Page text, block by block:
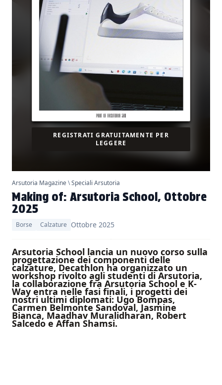
REGISTRATI GRATUITAMENTE PER
LEGGERE
Arsutoria Magazine\Speciali Arsutoria
Making of: Arsutoria School, Ottobre
2025
Borse Calzature Ottobre 2025
Arsutoria School lancia un nuovo corso sulla
progettazione dei componenti delle
calzature, Decathlon ha organizzato un
workshop rivolto agli studenti di Arsutoria,
la collaborazione fra Arsutoria School e K-
Way entra nelle fasi finali, i progetti dei
nostri ultimi diplomati: Ugo Bompas,
Carmen Belmonte Sandoval, Jasmine
Bianca, Maadhav Muralidharan, Robert
Salcedo e Affan Shamsi.